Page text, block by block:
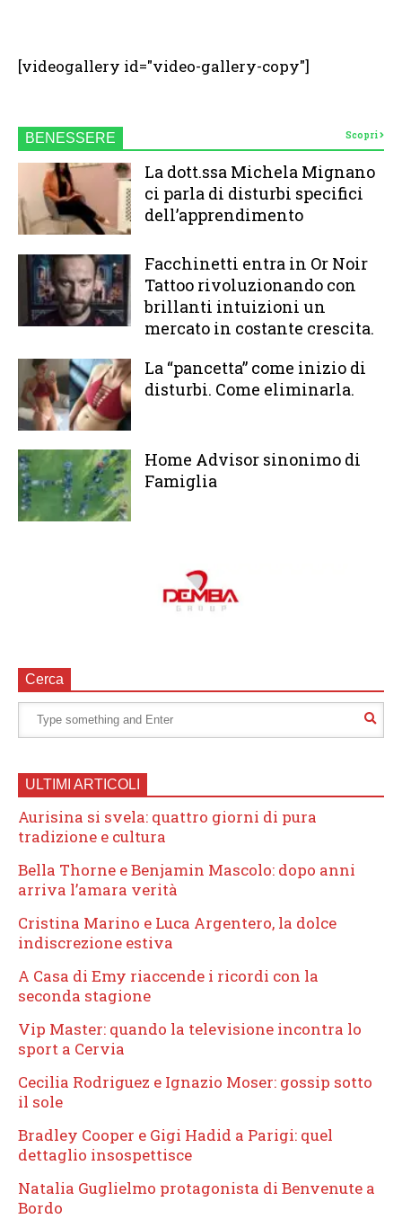
[videogallery id="video-gallery-copy"]
BENESSERE Scopri
La dott.ssa Michela Mignano
ci parla di disturbi specifici
dell’apprendimento
Facchinetti entra in Or Noir
Tattoo rivoluzionando con
brillanti intuizioni un
mercato in costante crescita.
La “pancetta” come inizio di
disturbi. Come eliminarla.
Home Advisor sinonimo di
Famiglia
Cerca
ULTIMI ARTICOLI
Aurisina si svela: quattro giorni di pura
tradizione e cultura
Bella Thorne e Benjamin Mascolo: dopo anni
arriva l’amara verità
Cristina Marino e Luca Argentero, la dolce
indiscrezione estiva
A Casa di Emy riaccende i ricordi con la
seconda stagione
Vip Master: quando la televisione incontra lo
sport a Cervia
Cecilia Rodriguez e Ignazio Moser: gossip sotto
il sole
Bradley Cooper e Gigi Hadid a Parigi: quel
dettaglio insospettisce
Natalia Guglielmo protagonista di Benvenute a
Bordo